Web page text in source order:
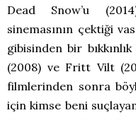
Dead Snow’u
sinemasının çektiği
gibisinden bir
(2008) ve Fritt Vilt
filmlerinden sonra
için kimse beni